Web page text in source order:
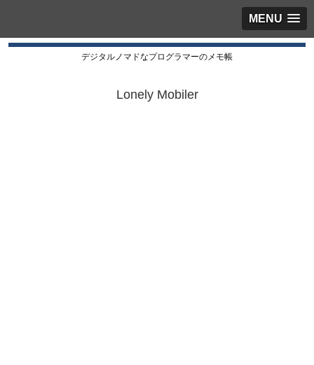
MENU
デジタルノマドなプログラマーのメモ帳
Lonely Mobiler